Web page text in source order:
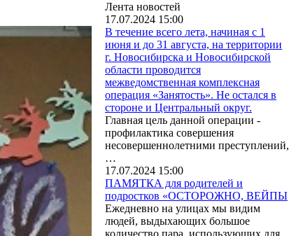
Лента новостей
17.07.2024 15:00
В течение всего лета, начиная с 1
июня и до 31 августа, на территории
г. Новосибирска и Новосибирской
области проводится
межведомственная комплексная
операция «Занятость». Не остался в
стороне и Центральный округ.
Главная цель данной операции -
профилактика совершения
несовершеннолетними преступлений,
…
17.07.2024 15:00
ПАМЯТКА для родителей и
подростков «ОСТОРОЖНО, ВЕЙПЫ
Ежедневно на улицах мы видим
людей, выдыхающих большое
количество пара, использующих для